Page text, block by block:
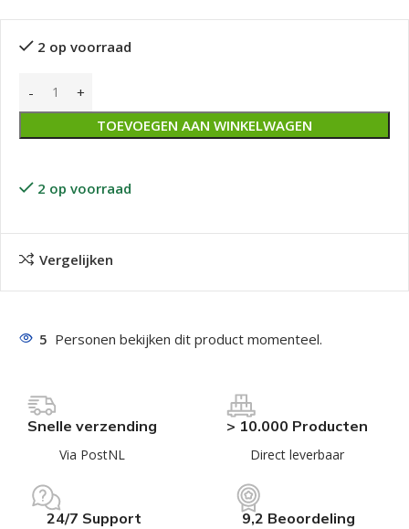
2 op voorraad
TOEVOEGEN AAN WINKELWAGEN
2 op voorraad
Vergelijken
5 Personen bekijken dit product momenteel.
Snelle verzending
Via PostNL
> 10.000 Producten
Direct leverbaar
24/7 Support 9,2 Beoordeling